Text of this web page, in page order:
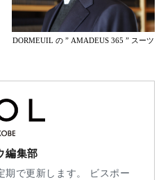
DORMEUIL の ” AMADEUS 365 ” スーツ
編集部
期で更新します。 ビスポー